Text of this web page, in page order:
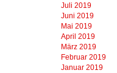
Juli 2019
Juni 2019
Mai 2019
April 2019
März 2019
Februar 2019
Januar 2019